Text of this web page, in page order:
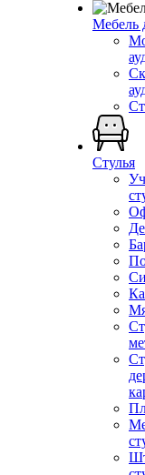
Мебель
Стулья